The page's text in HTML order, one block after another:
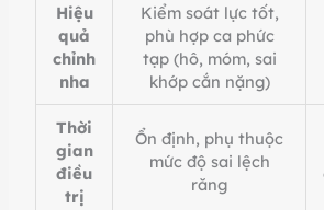
Hiệu
quả
chỉnh
nha
Kiểm soát lực tốt,
phù hợp ca phức
tạp (hô, móm, sai
khớp cắn nặng)
Thời
gian
điều
trị
Ổn định, phụ thuộc
mức độ sai lệch
răng